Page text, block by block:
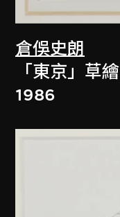
倉俁史朗
「東京」草繪
1986